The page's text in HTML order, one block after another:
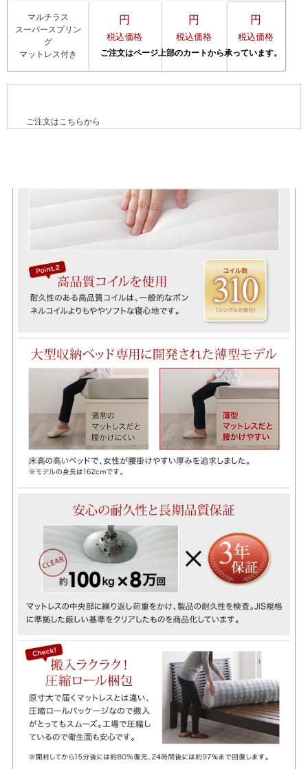
マルチラス
スーパースプリン
グ
マットレス付き
円
税込価格
円
税込価格
円
税込価格
ご注文はこちらから